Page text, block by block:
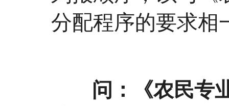
分配程序的要求相
问：《农民专业